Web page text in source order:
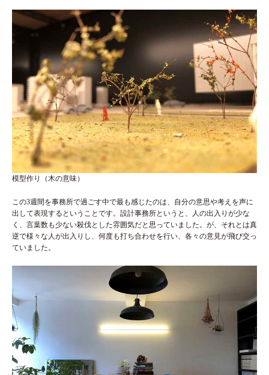
模型作り（木の意味）
この3週間を事務所で過ごす中で最も感じたのは、自分の意思や考えを声に
出して表現するということです。設計事務所というと、人の出入りが少な
く、言葉数も少ない殺伐とした雰囲気だと思っていました。が、それとは真
逆で様々な人が出入りし、何度も打ち合わせを行い、各々の意見が飛び交っ
ていました。